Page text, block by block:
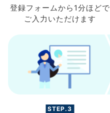
登録フォームから 1分ほどで
ご入力 いただけます
STEP.3